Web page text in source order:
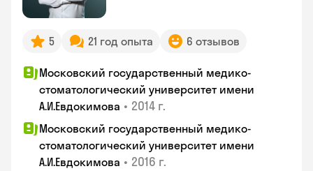
5 21 год опыта 6 отзывов
Московский государственный медико-
стоматологический университет имени
А.И.Евдокимова • 2014 г.
Московский государственный медико-
стоматологический университет имени
А.И.Евдокимова • 2016 г.